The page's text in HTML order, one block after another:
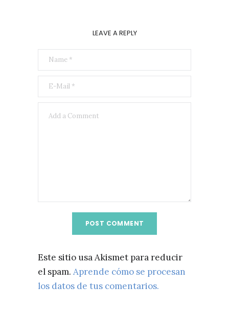
LEAVE A REPLY
Este sitio usa Akismet para reducir
el spam. Aprende cómo se procesan
los datos de tus comentarios.